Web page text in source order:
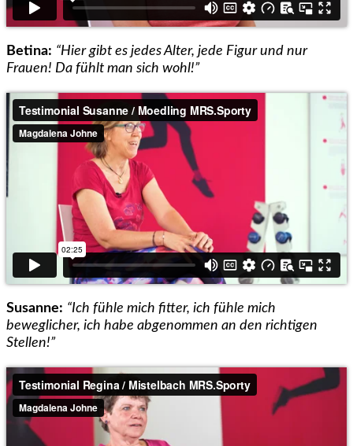
Betina: “Hier gibt es jedes Alter, jede Figur und nur
Frauen! Da fühlt man sich wohl!”
Susanne: “Ich fühle mich fitter, ich fühle mich
beweglicher, ich habe abgenommen an den richtigen
Stellen!”